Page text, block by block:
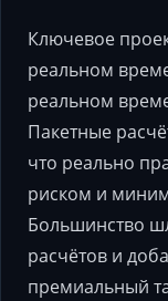
Ключевое
реальном
реальном
Пакетные
что реально
риском и
Большинство
расчётов и
премиальный